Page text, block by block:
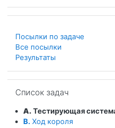
Посылки по задаче
Все посылки
Результаты
Список задач
A. Тестирующая
B. Ход короля